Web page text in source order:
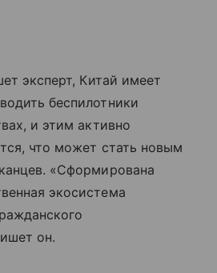
эксперт, Китай имеет
беспилотники
и этим активно
что может стать новым
«Сформирована
экосистема
он.